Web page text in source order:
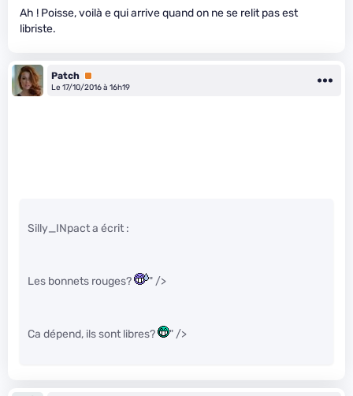
Ah ! Poisse, voilà e qui arrive quand on ne se relit pas est
libriste.
Patch Premium
Le 17/10/2016 à 16h19
Silly_INpact a écrit :
Les bonnets rouges? " />
Ca dépend, ils sont libres? " />